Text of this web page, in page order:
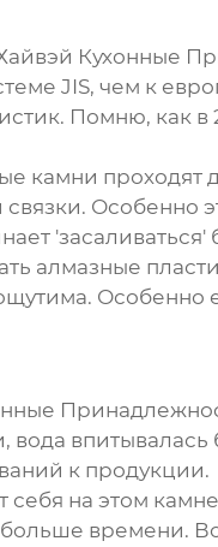
Кухонные
JIS, чем к
Помню, как в
камни проходят
Особенно
алмазные
к продукции.
на этом
времени.